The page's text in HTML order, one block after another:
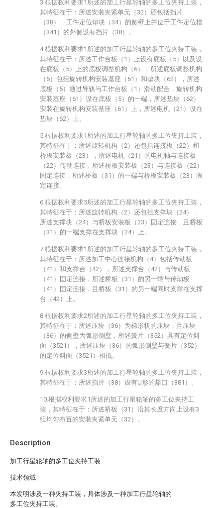
Description
加工行星轮轴的多工位夹持工装
技术领域
本发明涉及一种夹持工装，具体涉及一种加工行星轮轴的
多工位夹持工装。
3.根据权利要求1所述的加工行星轮轴的多工位夹持工装，
其特征在于：所述安装夹紧单元（32）还包括挡片
（38），工件定位垫块（34）的侧壁上并位于工件定位槽
（341）的外侧设有挡片（38）。
4.根据权利要求1所述的加工行星轮轴的多工位夹持工装，
其特征在于：所述工作台板（1）上设有底板（5）以及设
在底板（5）上的底板调整机构（6），所述底板调整机构
（6）包括旋转机构安装基座（61）和垫块（62），所述
底板（5）通过导轨与工作台板（1）滑动配合，旋转机构
安装基座（61）设在底板（5）的一端，所述垫块（62）
安装在旋转机构安装基座（61）上，所述电机（21）设在
垫块（62）上。
5.根据权利要求1所述的加工行星轮轴的多工位夹持工装，
其特征在于：所述旋转机构（2）还包括连接板（22）和
桥板安装板（23），所述电机（21）的电机轴与连接板
（22）传动连接，所述桥板安装板（23）与连接板（22）
固定连接，所述桥板（31）的一端与桥板安装板（23）固
定连接。
6.根据权利要求5所述的加工行星轮轴的多工位夹持工装，
其特征在于：所述旋转机构（2）还包括支撑块（24），
所述支撑块（24）与桥板安装板（23）固定连接，且桥板
（31）的一端支撑在支撑块（24）上。
7.根据权利要求1所述的加工行星轮轴的多工位夹持工装，
其特征在于：所述加工中心连接机构（4）包括传动板
（41）和支撑台（42），所述支撑台（42）与传动板
（41）固定连接，所述桥板（31）的另一端与传动板
（41）固定连接，且桥板（31）的另一端同时支撑在支撑
台（42）上。
8.根据权利要求2所述的加工行星轮轴的多工位夹持工装，
其特征在于：所述压块（36）为梯形状的压块，且压块
（36）的侧壁为弧形侧壁，所述簧片（352）具有定位斜
面（3521），所述压块（36）的弧形侧壁与簧片（352）
的定位斜面（3521）相抵。
9.根据权利要求3所述的加工行星轮轴的多工位夹持工装，
其特征在于：所述挡片（38）设有U形的豁口（381）。
10.根据权利要求1所述的加工行星轮轴的多工位夹持工
装，其特征在于：所述桥板（31）沿其长度方向上设有3
组均匀布置的安装夹紧单元（32）。